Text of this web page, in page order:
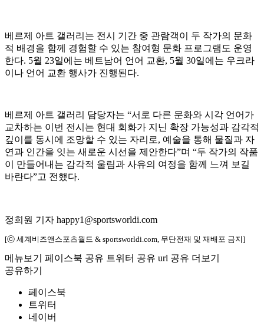
베르제 아트 갤러리는 전시 기간 중 관람객이 두 작가의 문화
적 배경을 함께 경험할 수 있는 참여형 문화 프로그램도 운영
한다. 5월 23일에는 베트남어 언어 교환, 5월 30일에는 우크라
이나 언어 교환 행사가 진행된다.
베르제 아트 갤러리 담당자는 “서로 다른 문화와 시각 언어가
교차하는 이번 전시는 현대 회화가 지닌 확장 가능성과 감각적
깊이를 동시에 조망할 수 있는 자리로, 예술을 통해 물질과 자
연과 인간을 잇는 새로운 시선을 제안한다”며 “두 작가의 작품
이 만들어내는 감각적 울림과 사유의 여정을 함께 느껴 보길
바란다”고 전했다.
정희원 기자 happy1@sportsworldi.com
[ⓒ 세계비즈앤스포츠월드 & sportsworldi.com, 무단전재 및 재배포 금지]
메뉴보기 페이스북 공유 트위터 공유 url 공유 더보기
공유하기
페이스북
트위터
네이버